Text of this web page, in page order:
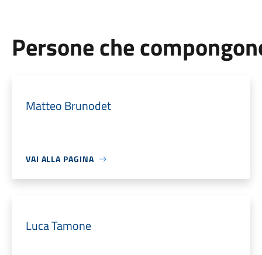
Persone che
Matteo Brunodet
VAI ALLA PAGINA
Luca Tamone